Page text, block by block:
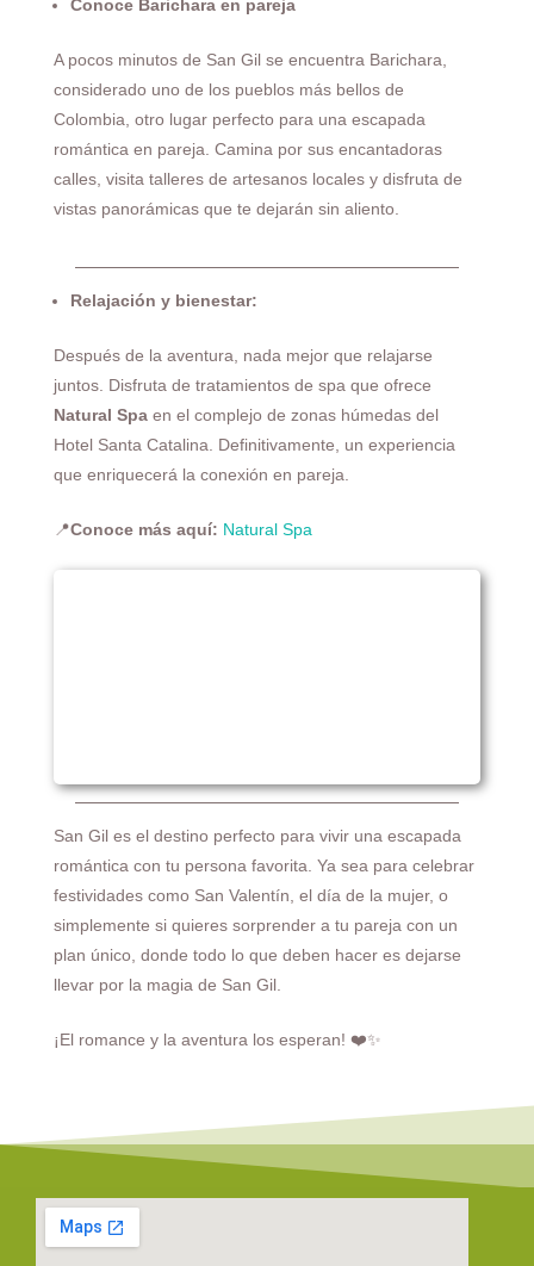
Conoce Barichara en pareja
A pocos minutos de San Gil se encuentra Barichara,
considerado uno de los pueblos más bellos de
Colombia, otro lugar perfecto para una escapada
romántica en pareja. Camina por sus encantadoras
calles, visita talleres de artesanos locales y disfruta de
vistas panorámicas que te dejarán sin aliento.
Relajación y bienestar:
Después de la aventura, nada mejor que relajarse
juntos. Disfruta de tratamientos de spa que ofrece
Natural Spa en el complejo de zonas húmedas del
Hotel Santa Catalina. Definitivamente, un experiencia
que enriquecerá la conexión en pareja.
📍Conoce más aquí: Natural Spa
San Gil es el destino perfecto para vivir una escapada
romántica con tu persona favorita. Ya sea para celebrar
festividades como San Valentín, el día de la mujer, o
simplemente si quieres sorprender a tu pareja con un
plan único, donde todo lo que deben hacer es dejarse
llevar por la magia de San Gil.
¡El romance y la aventura los esperan! ❤️✨